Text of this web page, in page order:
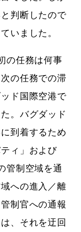
判断したので
いました。
の任務は何事
の任務での滞
ド国際空港で
。バグダッド
到着するため
ィ」および
管制空域を通
への進入／離
制官への通報
、それを迂回